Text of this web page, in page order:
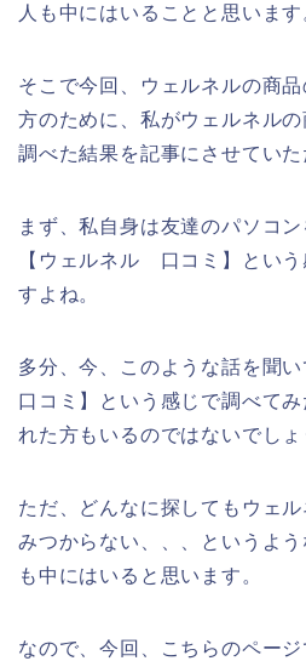
人も中にはいることと思います
そこで今回、ウェルネルの商
方のために、私がウェルネル
調べた結果を記事にさせていた
まず、私自身は友達のパソコ
【ウェルネル 口コミ】とい
すよね。
多分、今、このような話を聞
口コミ】という感じで調べて
れた方もいるのではないでしょ
ただ、どんなに探してもウェ
みつからない、、、というよ
も中にはいると思います。
なので、今回、こちらのペー